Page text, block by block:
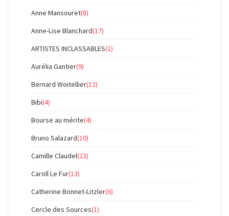
Anne Mansouret(8)
Anne-Lise Blanchard(17)
ARTISTES INCLASSABLES(1)
Aurélia Gantier(9)
Bernard Woitellier(12)
Bibi(4)
Bourse au mérite(4)
Bruno Salazard(10)
Camille Claudel(23)
Caroll Le Fur(13)
Catherine Bonnet-Litzler(6)
Cercle des Sources(1)